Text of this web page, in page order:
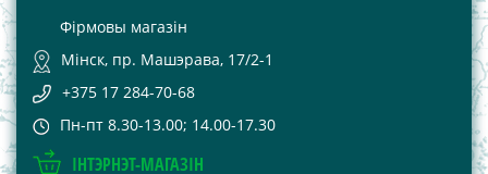
Фірмовы магазін
Мінск, пр. Машэрава, 17/2-1
+375 17 284-70-68
Пн-пт 8.30-13.00; 14.00-17.30
ІНТЭРНЭТ-МАГАЗІН